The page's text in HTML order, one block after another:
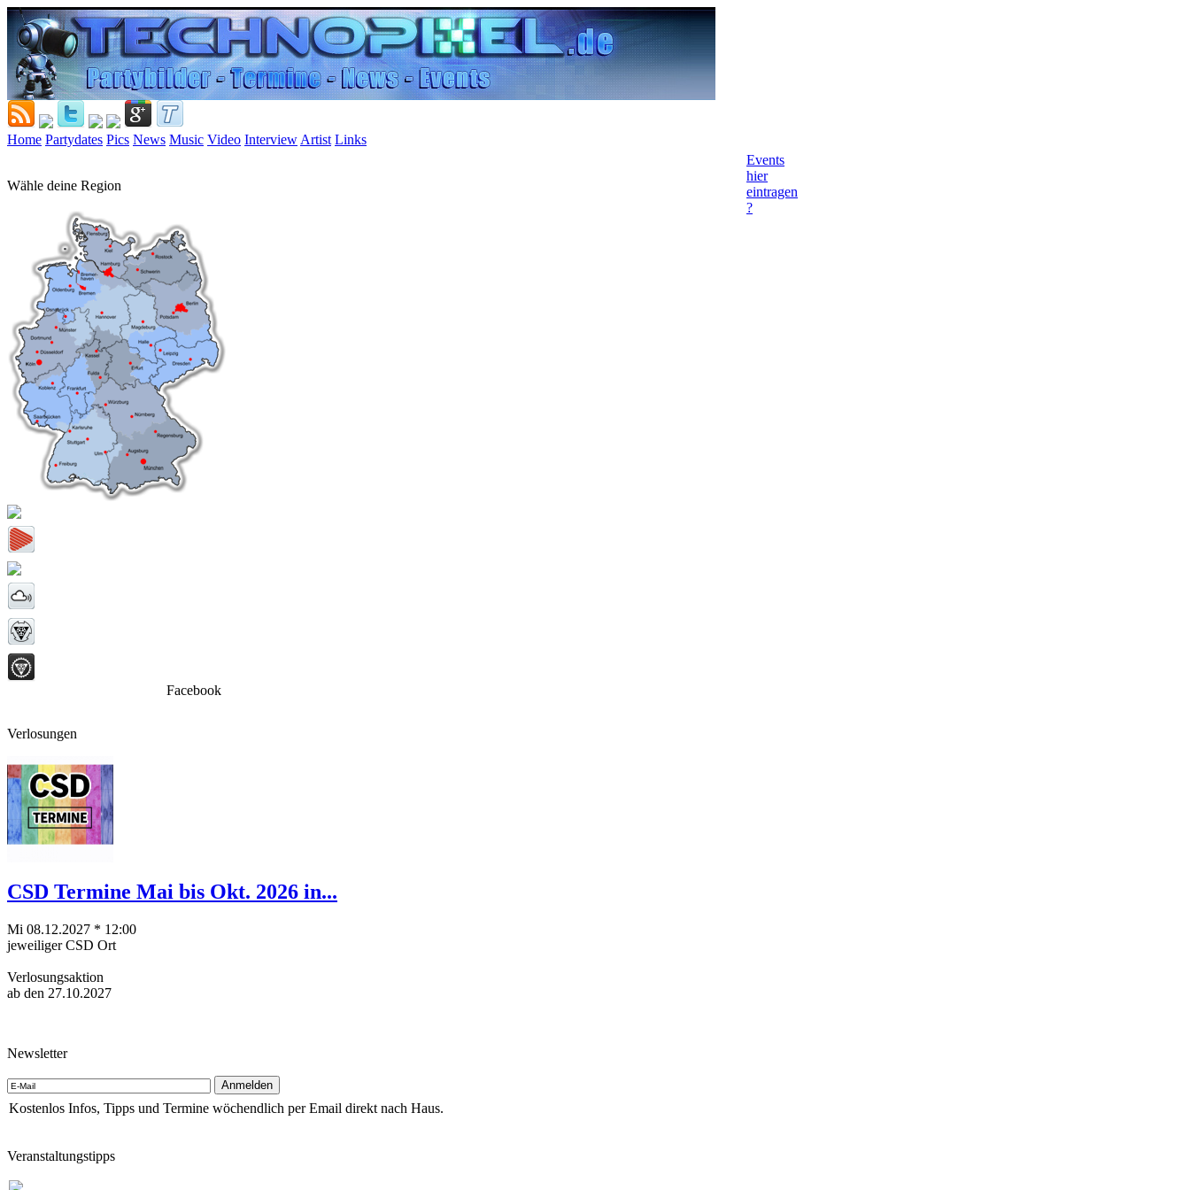
Home Partydates Pics News Music Video Interview Artist Links
Events
hier
eintragen
?
Wähle deine Region
Facebook
Verlosungen
CSD Termine Mai bis Okt. 2026 in...
Mi 08.12.2027 * 12:00
jeweiliger CSD Ort
Verlosungsaktion
ab den 27.10.2027
Newsletter
Kostenlos Infos, Tipps und Termine wöchendlich per Email direkt nach Haus.
Veranstaltungstipps